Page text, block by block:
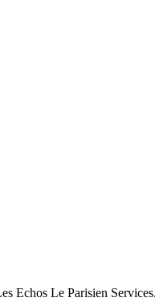
Echos Le Parisien